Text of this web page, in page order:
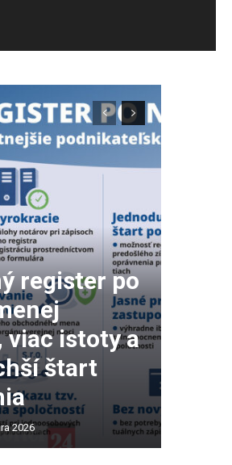
register po
viac istoty a
štart
2026